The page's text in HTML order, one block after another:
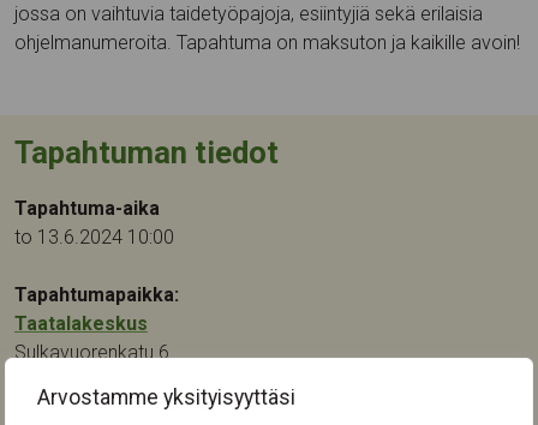
Arvostamme yksityisyyttäsi
jossa on vaihtuvia taidetyöpajoja, esiintyjiä sekä erilaisia
ohjelmanumeroita. Tapahtuma on maksuton ja kaikille avoin!
Tapahtuman tiedot
Tapahtuma-aika
to 13.6.2024 10:00
Tapahtumapaikka:
Taatalakeskus
Sulkavuorenkatu 6